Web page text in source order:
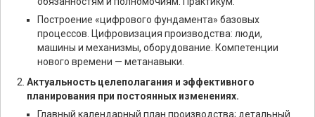
Построение «цифрового фундамента» базовых
процессов. Цифровизация производства: люди,
машины и механизмы, оборудование. Компетенции
нового времени — метанавыки.
Актуальность целеполагания и эффективного
планирования при постоянных изменениях.
Главный календарный план производства; детальный